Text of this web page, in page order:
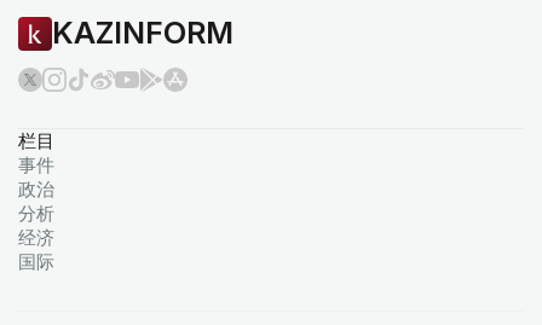
KAZINFORM
栏目
事件
政治
分析
经济
国际